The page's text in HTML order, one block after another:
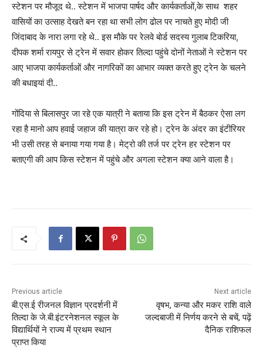
स्टेशन पर मौजूद थे.. स्टेशन में भाजपा पार्षद और कार्यकर्ताओं,के साथ शहर
वासियों का उत्साह देखते बन रहा था सभी लोग ढोल पर नाचते हुए मोदी जी
जिंदाबाद के नारा लगा रहे थे.. इस मौके पर रेलवे बोर्ड सदस्य गुलाब टिकरिया,
दीपक शर्मा रायपुर से ट्रेन में सवार होकर तिल्दा पहुंचे दोनों नेताओं ने स्टेशन पर
आए भाजपा कार्यकर्ताओं और नागरिकों का आभार व्यक्त करते हुए ट्रेन के चलने
की बधाइयां दी..
गोंदिया से बिलासपुर जा रहे एक यात्री ने बताया कि इस ट्रेन में बैठकर ऐसा लग
रहा है मानो आप हवाई जहाज की यात्रा कर रहे हो। ट्रेन के अंदर का इंटीरियर
भी उसी तरह से बनाया गया गया है। मेट्रो की तर्ज पर ट्रेन हर स्टेशन पर
बताएगी की आप किस स्टेशन में पहुंचे और अगला स्टेशन क्या आने वाला है।
Previous article
बी.एस.ई रीजनल विज्ञान प्रदर्शनी में
तिल्दा के जे.बी.इंटरनेशनल स्कूल के
विद्यार्थियों ने राज्य में प्रथम स्थान
प्राप्त किया
Next article
वृषभ, कन्या और मकर राशि वाले
जल्दबाजी में निर्णय करने से बचें, पढ़ें
दैनिक राशिफल